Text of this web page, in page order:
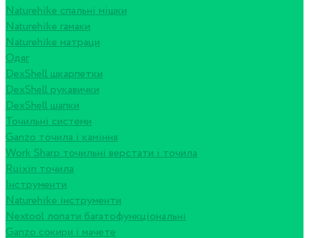
Naturehike спальні мішки
Naturehike гамаки
Naturehike матраци
Одяг
DexShell шкарпетки
DexShell рукавички
DexShell шапки
Точильні системи
Ganzo точила і каміння
Work Sharp точильні верстати і точила
Ruixin точила
Інструменти
Naturehike інструменти
Nextool лопати багатофункціональні
Ganzo сокири і мачете